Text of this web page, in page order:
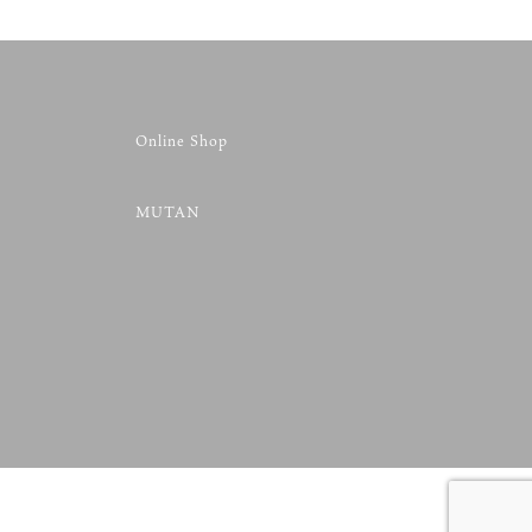
Online Shop
MUTAN